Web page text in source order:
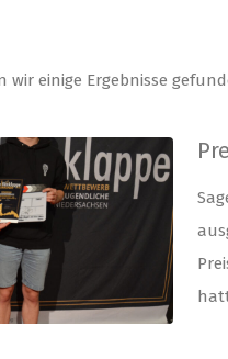
einige Ergebnisse